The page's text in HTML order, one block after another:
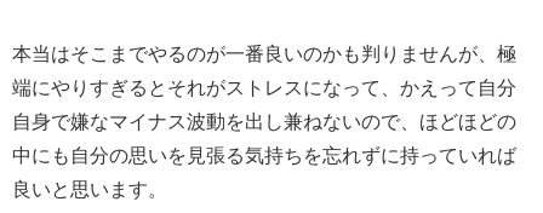
本当はそこまでやるのが一番良いのかも判りませんが、極
端にやりすぎるとそれがストレスになって、かえって自分
自身で嫌なマイナス波動を出し兼ねないので、ほどほどの
中にも自分の思いを見張る気持ちを忘れずに持っていれば
良いと思います。